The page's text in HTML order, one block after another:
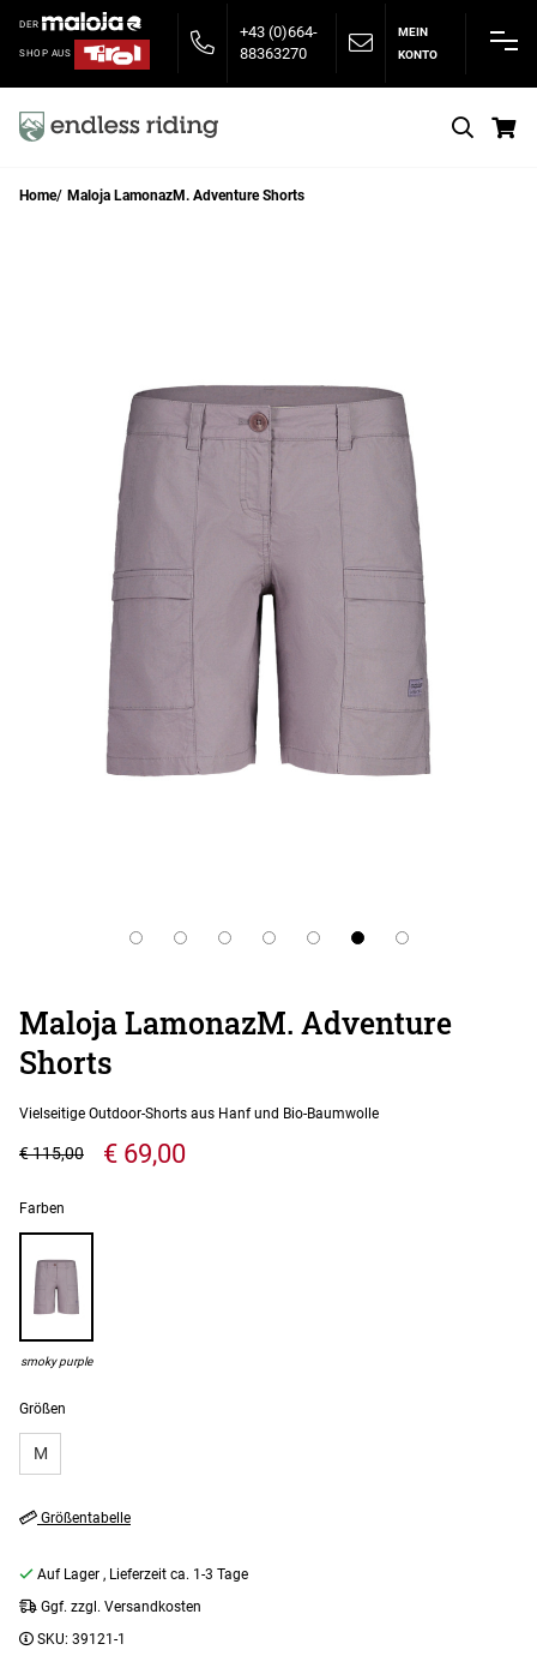
DER
SHOP AUS
+43 (0)664-
88363270
MEIN
KONTO
Home Maloja LamonazM. Adventure Shorts
Maloja LamonazM. Adventure
Shorts
Vielseitige Outdoor-Shorts aus Hanf und Bio-Baumwolle
€ 69,00
€ 115,00
Größen
M
Farben
smoky purple
Größentabelle
Auf Lager , Lieferzeit ca. 1-3 Tage
Ggf. zzgl. Versandkosten
SKU: 39121-1